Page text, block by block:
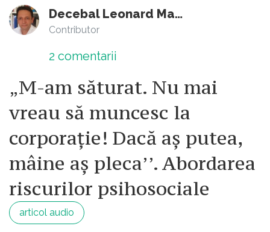
Decebal Leonard Marin
Contributor
2 comentarii
„M-am săturat. Nu mai
vreau să muncesc la
corporație! Dacă aș putea,
mâine aș pleca’’. Abordarea
riscurilor psihosociale
articol audio